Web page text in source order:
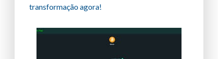
transformação agora!